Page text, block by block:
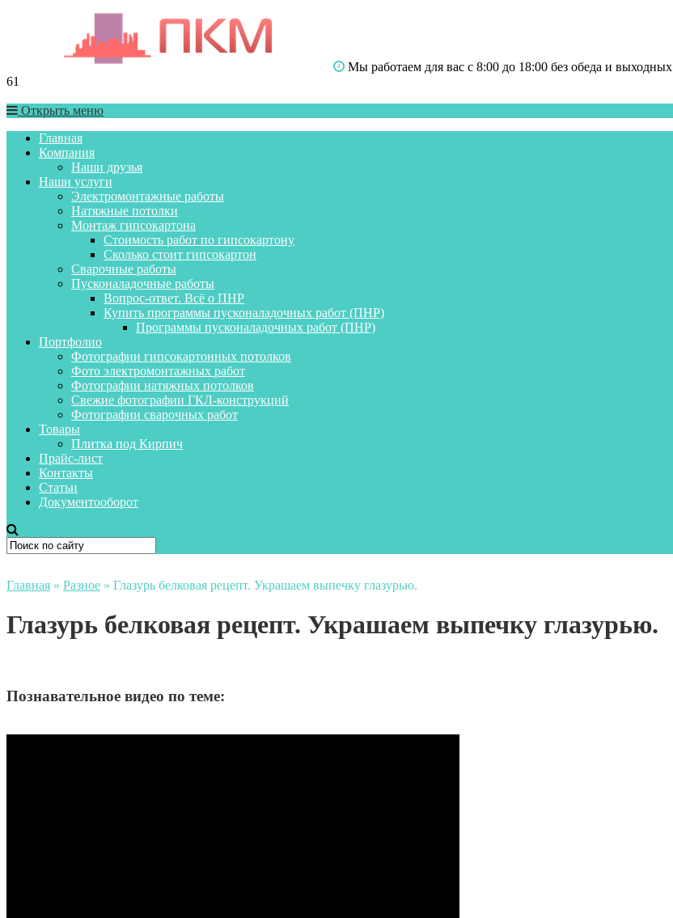
Мы работаем для вас с 8:00 до 18:00 без обеда и выходных
61
Открыть меню
Главная
Компания
Наши друзья
Наши услуги
Электромонтажные работы
Натяжные потолки
Монтаж гипсокартона
Стоимость работ по гипсокартону
Сколько стоит гипсокартон
Сварочные работы
Пусконаладочные работы
Вопрос-ответ. Всё о ПНР
Купить программы пусконаладочных работ (ПНР)
Программы пусконаладочных работ (ПНР)
Портфолио
Фотографии гипсокартонных потолков
Фото электромонтажных работ
Фотографии натяжных потолков
Свежие фотографии ГКЛ-конструкций
Фотографии сварочных работ
Товары
Плитка под Кирпич
Прайс-лист
Контакты
Статьи
Документооборот
Главная » Разное » Глазурь белковая рецепт. Украшаем выпечку глазурью.
Глазурь белковая рецепт. Украшаем выпечку глазурью.
Познавательное видео по теме: